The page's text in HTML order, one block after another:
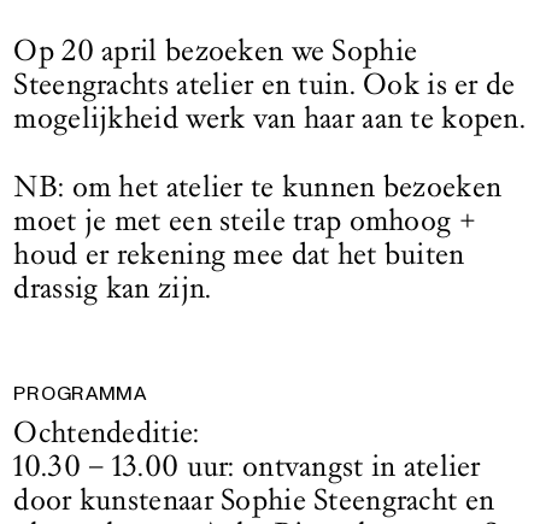
Op 20 april bezoeken we Sophie
Steengrachts atelier en tuin. Ook is er de
mogelijkheid werk van haar aan te kopen.
NB: om het atelier te kunnen bezoeken
moet je met een steile trap omhoog +
houd er rekening mee dat het buiten
drassig kan zijn.
PROGRAMMA
Ochtendeditie:
10.30 – 13.00 uur: ontvangst in atelier
door kunstenaar Sophie Steengracht en